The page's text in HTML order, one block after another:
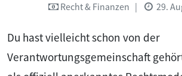
Recht & Finanzen | 29.
Du hast vielleicht schon von der
Verantwortungsgemeinschaft